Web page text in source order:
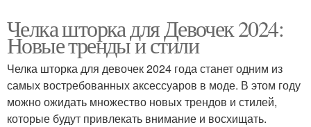
Челка шторка для Девочек 2024:
Новые тренды и стили
Челка шторка для девочек 2024 года станет одним из
самых востребованных аксессуаров в моде. В этом году
можно ожидать множество новых трендов и стилей,
которые будут привлекать внимание и восхищать.